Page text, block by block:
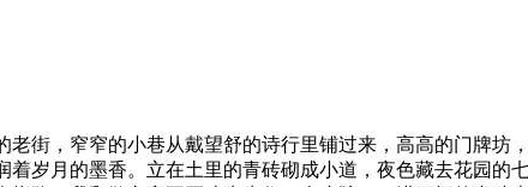
街，窄窄的小巷从戴望舒的诗行里铺过来，高高的门牌坊
岁月的墨香。立在土里的青砖砌成小道，夜色藏去花园的